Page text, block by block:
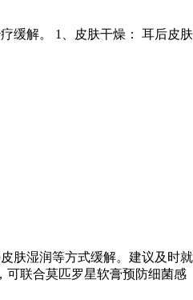
缓解。 1、皮肤干燥： 耳后皮肤
肤湿润等方式缓解。建议及时就
可联合莫匹罗星软膏预防细菌感